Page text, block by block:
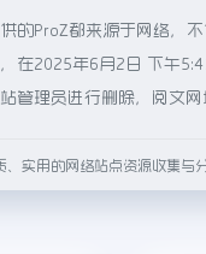
的ProZ都来源于网络，
在2025年6月2日 下午
管理员进行删除，阅文网
实用的网络站点资源收集与分